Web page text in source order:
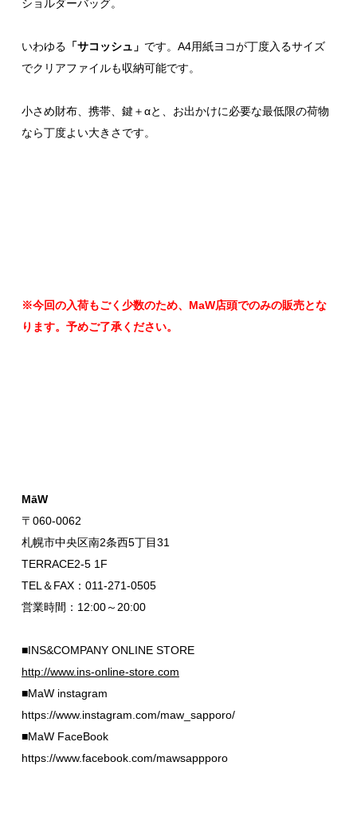
ショルダーバッグ。
いわゆる 「サコッシュ」 です。A4用紙ヨコが丁度入るサイズ
でクリアファイルも収納可能です。
小さめ財布、携帯、鍵＋αと、お出かけに必要な最低限の荷物
なら丁度よい大きさです。
※今回の入荷もごく少数のため、MaW店頭でのみの販売とな
ります。予めご了承ください。
MāW
〒060-0062
札幌市中央区南2条西5丁目31
TERRACE2-5 1F
TEL＆FAX：011-271-0505
営業時間：12:00～20:00
■INS&COMPANY ONLINE STORE
http://www.ins-online-store.com
■MaW instagram
https://www.instagram.com/maw_sapporo/
■MaW FaceBook
https://www.facebook.com/mawsappporo